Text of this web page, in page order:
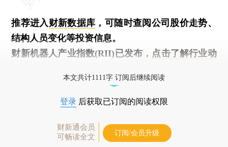
推荐进入 财新数据库 ，可随时查阅公司股价走势、
结构人员变化等投资信息。
财新机器人产业指数(RII)已发布， 点击了解行业动
本文共计1111字 订阅后继续阅读
登录 后获取已订阅的阅读权限
财新通会员
可畅读全文
订阅/会员升级